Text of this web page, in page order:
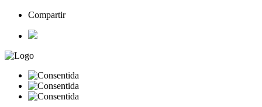
Compartir